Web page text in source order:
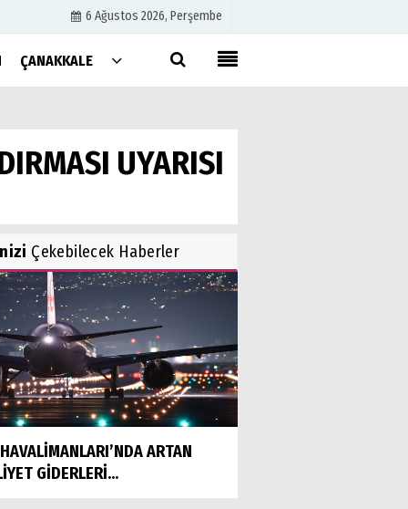
6 Ağustos 2026, Perşembe
ÇANAKKALE
Çerez Politikası
UYARISI
Çekebilecek Haberler
ARTAN
GİDERLERİ...